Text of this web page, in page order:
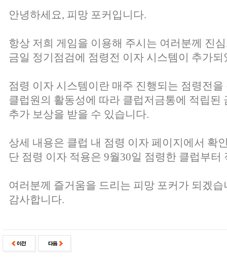
안녕하세요, 피망 포커입니다.
항상 저희 게임을 이용해 주시는 여러분께 진
금일 정기점검에 점령전 이자 시스템이 추가되
점령 이자 시스템이란 매주 진행되는 점령전
클럽원의 활동성에 따라 클럽저금통에 적립된
추가 보상을 받을 수 있습니다.
상세 내용은 클럽 내 점령 이자 페이지에서 확
단 점령 이자 적용은 9월30일 점령한 클럽부터
여러분께 즐거움을 드리는 피망 포커가 되겠습
감사합니다.